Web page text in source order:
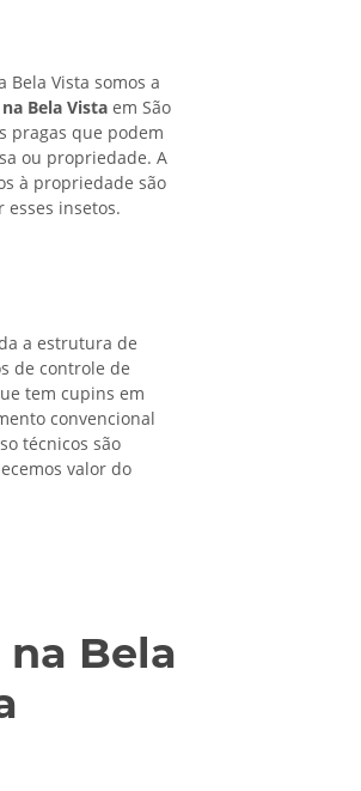
Bela Vista somos a
Bela Vistaem São
pragas que podem
ou propriedade. A
à propriedade são
esses insetos.
a estrutura de
de controle de
tem cupins em
convencional
técnicos são
valor do
Bela